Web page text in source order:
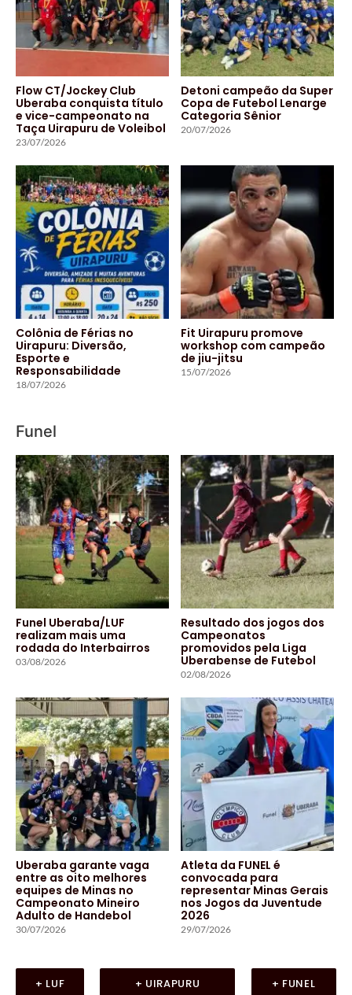
Flow CT/Jockey Club
Uberaba conquista título
e vice-campeonato na
Taça Uirapuru de Voleibol
23/07/2026
Detoni campeão da Super
Copa de Futebol Lenarge
Categoria Sênior
20/07/2026
Colônia de Férias no
Uirapuru: Diversão,
Esporte e
Responsabilidade
18/07/2026
Fit Uirapuru promove
workshop com campeão
de jiu-jitsu
15/07/2026
Funel
Funel Uberaba/LUF
realizam mais uma
rodada do Interbairros
03/08/2026
Resultado dos jogos dos
Campeonatos
promovidos pela Liga
Uberabense de Futebol
02/08/2026
Uberaba garante vaga
entre as oito melhores
equipes de Minas no
Campeonato Mineiro
Adulto de Handebol
30/07/2026
Atleta da FUNEL é
convocada para
representar Minas Gerais
nos Jogos da Juventude
2026
29/07/2026
+ LUF + UIRAPURU + FUNEL